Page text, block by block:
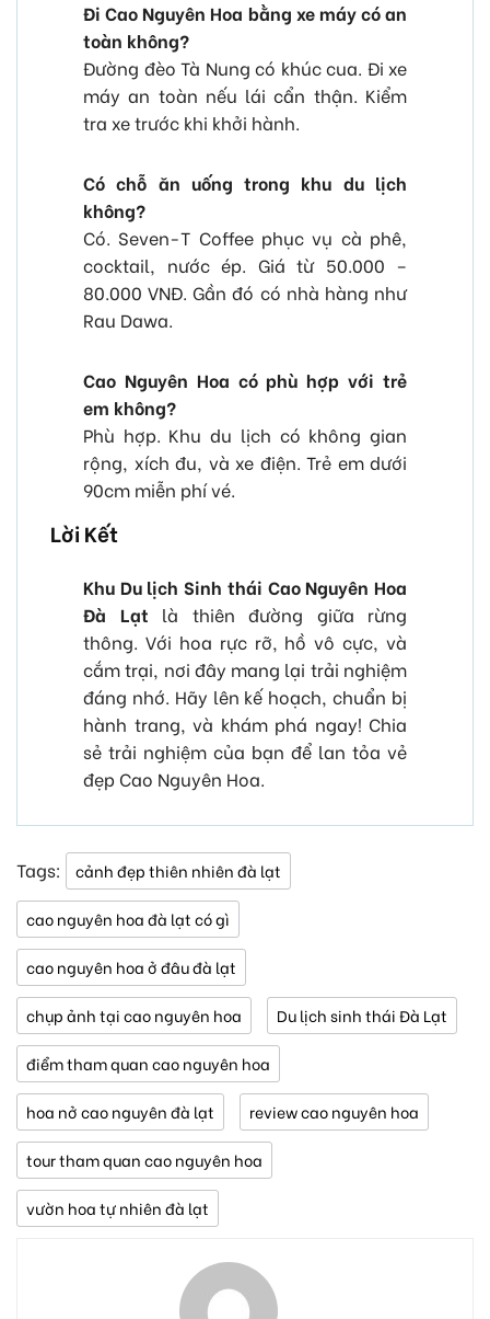
Đi Cao Nguyên Hoa bằng xe máy có an
toàn không?
Đường đèo Tà Nung có khúc cua. Đi xe
máy an toàn nếu lái cẩn thận. Kiểm
tra xe trước khi khởi hành.
Có chỗ ăn uống trong khu du lịch
không?
Có. Seven-T Coffee phục vụ cà phê,
cocktail, nước ép. Giá từ 50.000 –
80.000 VNĐ. Gần đó có nhà hàng như
Rau Dawa.
Cao Nguyên Hoa có phù hợp với trẻ
em không?
Phù hợp. Khu du lịch có không gian
rộng, xích đu, và xe điện. Trẻ em dưới
90cm miễn phí vé.
Lời Kết
Khu Du lịch Sinh thái Cao Nguyên Hoa
Đà Lạt là thiên đường giữa rừng
thông. Với hoa rực rỡ, hồ vô cực, và
cắm trại, nơi đây mang lại trải nghiệm
đáng nhớ. Hãy lên kế hoạch, chuẩn bị
hành trang, và khám phá ngay! Chia
sẻ trải nghiệm của bạn để lan tỏa vẻ
đẹp Cao Nguyên Hoa.
Tags: cảnh đẹp thiên nhiên đà lạt
cao nguyên hoa đà lạt có gì
cao nguyên hoa ở đâu đà lạt
chụp ảnh tại cao nguyên hoa Du lịch sinh thái Đà Lạt
điểm tham quan cao nguyên hoa
hoa nở cao nguyên đà lạt review cao nguyên hoa
tour tham quan cao nguyên hoa
vườn hoa tự nhiên đà lạt